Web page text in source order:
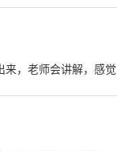
来，老师会讲解，感